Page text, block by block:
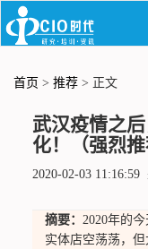
首页 > 推荐 > 正文
武汉疫情之
化！（强烈推
2020-02-03
摘要： 2020年的
实体店空荡荡，但